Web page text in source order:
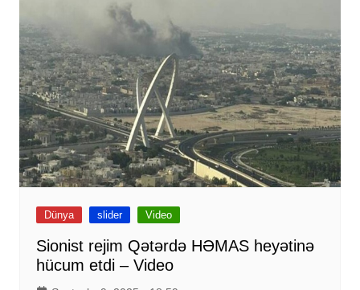
Dünya slider Video
Sionist rejim Qətərdə HƏMAS heyətinə
hücum etdi – Video